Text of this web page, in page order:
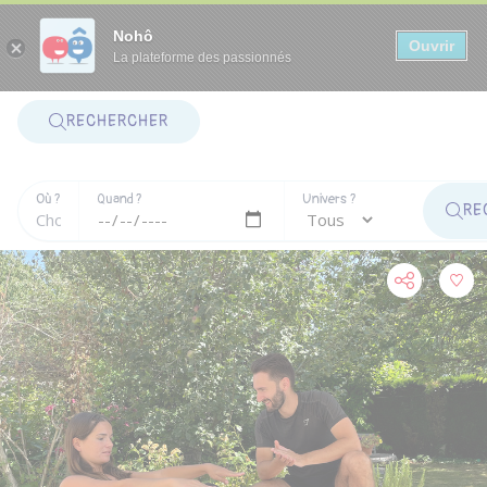
Nohô
La plateforme des passionnés
Ouvrir
RECHERCHER
Où ? Quand ? Univers ?
Panneau de gestion des cookies